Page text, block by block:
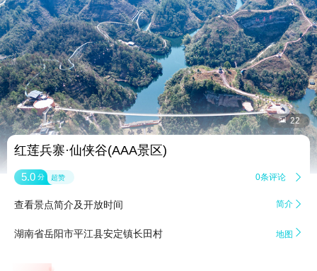
 22
红莲兵寨·仙侠谷(AAA景区)
5.0 分 超赞 0条评论 
查看景点简介及开放时间 简介 
湖南省岳阳市平江县安定镇长田村 地图 
